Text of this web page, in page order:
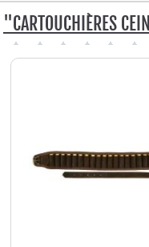
"CARTOUCHIÈRES